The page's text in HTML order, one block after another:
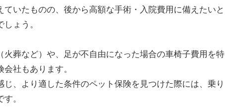
ていたものの、後から高額な手術・入院費用に備えたいと
ょう。
火葬など）や、足が不自由になった場合の車椅子費用を特
社もあります。
、より適した条件のペット保険を見つけた際には、乗り
。